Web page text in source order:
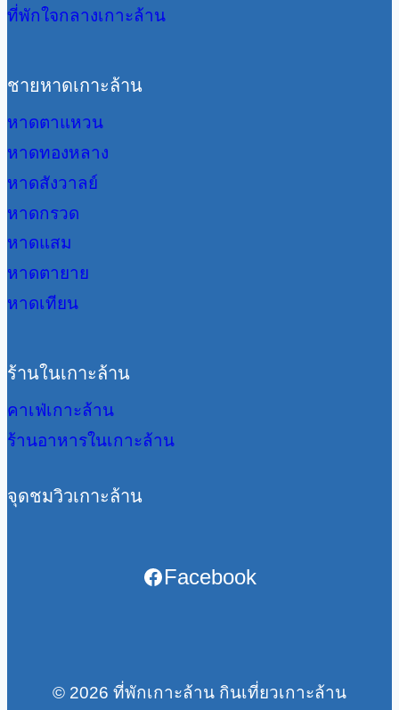
ที่พักใจกลางเกาะล้าน
ชายหาดเกาะล้าน
หาดตาแหวน
หาดทองหลาง
หาดสังวาลย์
หาดกรวด
หาดแสม
หาดตายาย
หาดเทียน
ร้านในเกาะล้าน
คาเฟ่เกาะล้าน
ร้านอาหารในเกาะล้าน
จุดชมวิวเกาะล้าน
Facebook
© 2026 ที่พักเกาะล้าน กินเที่ยวเกาะล้าน